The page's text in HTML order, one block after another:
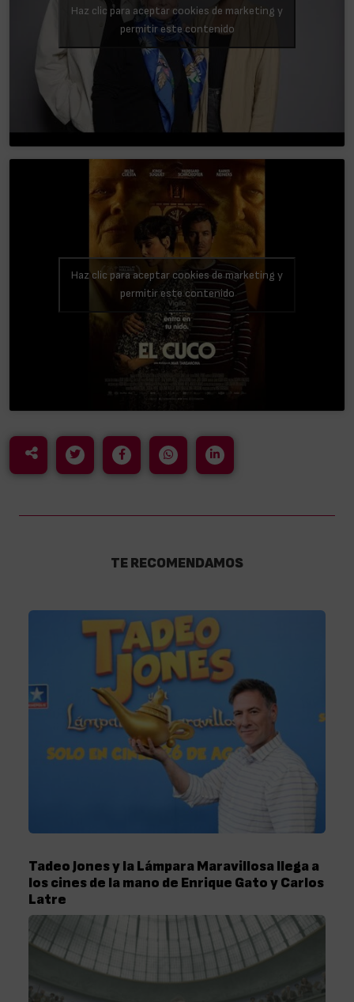
Haz clic para aceptar cookies de marketing y
permitir este contenido
Haz clic para aceptar cookies de marketing y
permitir este contenido
TE RECOMENDAMOS
Tadeo Jones y la Lámpara Maravillosa llega a
los cines de la mano de Enrique Gato y Carlos
Latre